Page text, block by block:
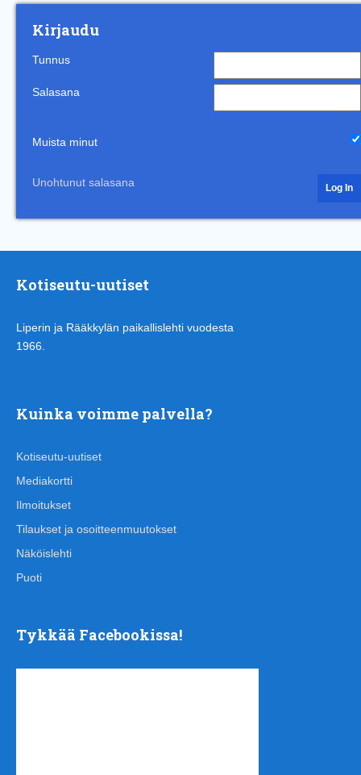
Kirjaudu
Tunnus
Salasana
Muista minut
Unohtunut salasana
Kotiseutu-uutiset
Liperin ja Rääkkylän paikallislehti vuodesta
1966.
Kuinka voimme palvella?
Kotiseutu-uutiset
Mediakortti
Ilmoitukset
Tilaukset ja osoitteenmuutokset
Näköislehti
Puoti
Tykkää Facebookissa!